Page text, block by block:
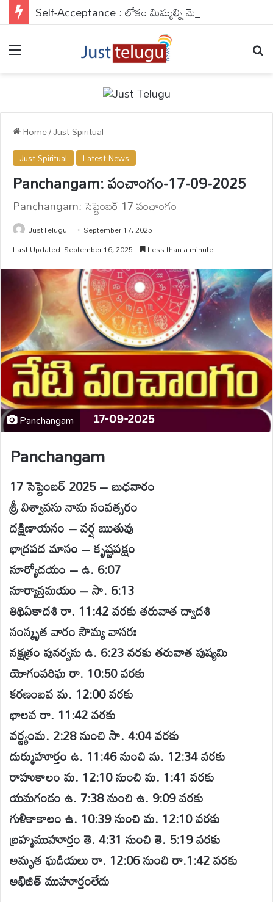
Home/Just Spiritual
Just Spiritual Latest News
Panchangam: పంచాంగం-17-09-2025
Panchangam: సెప్టెంబర్ 17 పంచాంగం
JustTelugu
September 17, 2025
Last Updated: September 16, 2025
Less than a minute
Panchangam
Panchangam
17 సెప్టెంబర్ 2025 – బుధవారం
శ్రీ విశ్వావసు నామ సంవత్సరం
దక్షిణాయనం – వర్ష ఋతువు
భాద్రపద మాసం – కృష్ణపక్షం
సూర్యోదయం – ఉ. 6:07
సూర్యాస్తమయం – సా. 6:13
తిథిఏకాదశి రా. 11:42 వరకు తరువాత ద్వాదశి
సంస్కృత వారం సౌమ్య వాసరః
నక్షత్రం పునర్వసు ఉ. 6:23 వరకు తరువాత పుష్యమి
యోగంపరిఘ రా. 10:50 వరకు
కరణంబవ మ. 12:00 వరకు
భాలవ రా. 11:42 వరకు
వర్జ్యంమ. 2:28 నుంచి సా. 4:04 వరకు
దుర్ముహూర్తం ఉ. 11:46 నుంచి మ. 12:34 వరకు
రాహుకాలం మ. 12:10 నుంచి మ. 1:41 వరకు
యమగండం ఉ. 7:38 నుంచి ఉ. 9:09 వరకు
గుళికాకాలం ఉ. 10:39 నుంచి మ. 12:10 వరకు
బ్రహ్మముహూర్తం తె. 4:31 నుంచి తె. 5:19 వరకు
అమృత ఘడియలు రా. 12:06 నుంచి రా.1:42 వరకు
అభిజిత్ ముహూర్తంలేదు